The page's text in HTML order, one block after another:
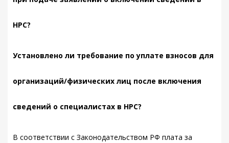
НРС?
Установлено ли требование по уплате взносов для
организаций/физических лиц после включения
сведений о специалистах в НРС?
В соответствии с Законодательством РФ плата за